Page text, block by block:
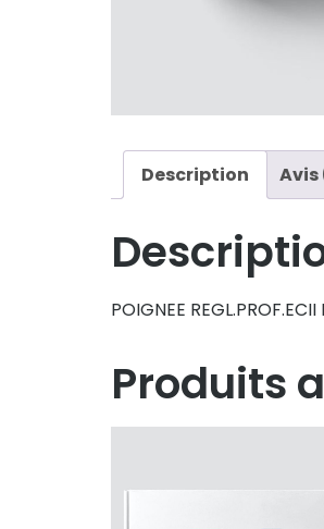
Description Avis
POIGNEE REGL.PROF.ECII
Produits